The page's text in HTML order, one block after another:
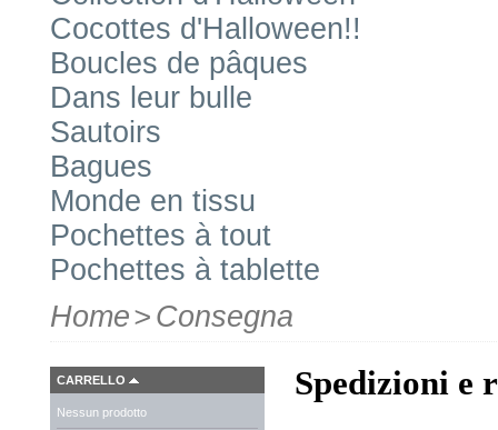
Cocottes d'Halloween!!
Boucles de pâques
Dans leur bulle
Sautoirs
Bagues
Monde en tissu
Pochettes à tout
Pochettes à tablette
Home> Consegna
Spedizioni e
CARRELLO
Nessun prodotto